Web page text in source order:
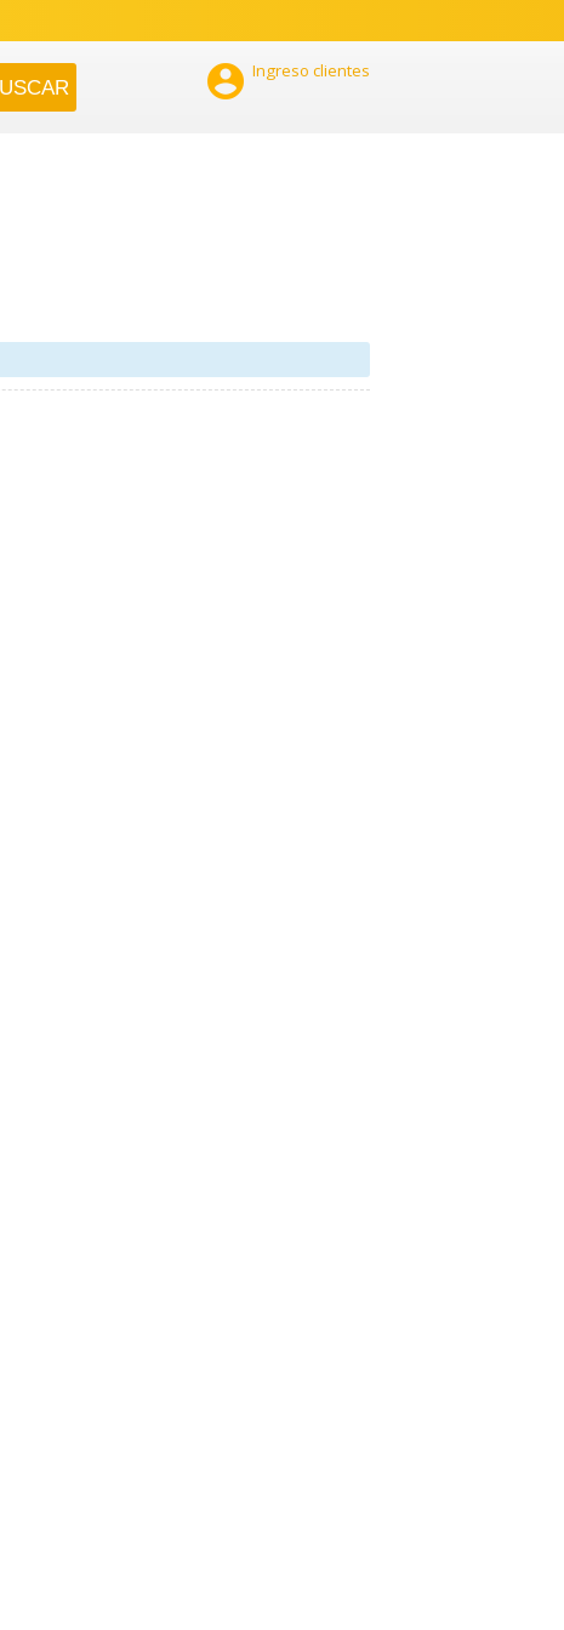
 Ingreso clientes